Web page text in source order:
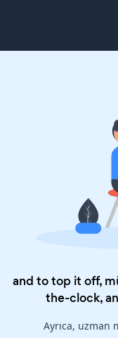
and to top it off,
the-clock,
Ayrıca, uzman